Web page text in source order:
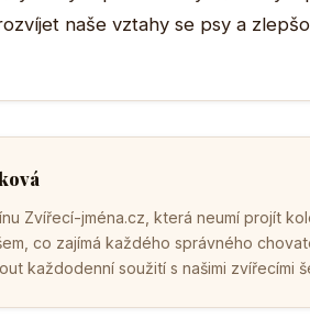
naše vztahy se psy a
Zvířecí-jména.cz, která neumí projít
co zajímá každého správného
každodenní soužití s našimi zvířecími